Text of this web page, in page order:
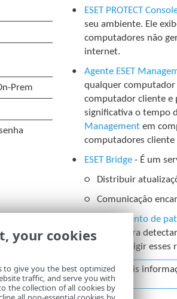
ESET PROTECT
seu ambiente. Ele
computadores não
internet.
Agente ESET
qualquer computador
computador cliente e
significativa o tempo
Managementem
computadores cliente
ESET Bridge- É um
Distribuir
Comunicação
Gerenciamento de
trabalho para
ajuda a corrigir
Para mais
your cookies
to give you the best optimized
traffic, and serve you with
the collection of all cookies by